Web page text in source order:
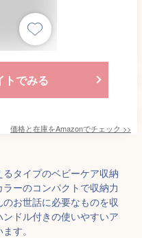
トでみる
価格と在庫をAmazonでチェック >>
タイプのベビーケア収納
ーのコンパクトで収納力
お世話に必要なものを収
ドル付きの使いやすいア
す。